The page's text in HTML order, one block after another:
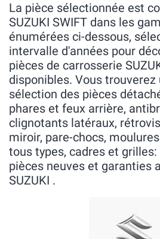
La pièce sélectionnée est
SUZUKI SWIFT dans les
énumérées ci-dessous,
intervalle d'années pour
pièces de carrosserie
disponibles. Vous trouverez
sélection des pièces
phares et feux arrière,
clignotants latéraux,
miroir, pare-chocs,
tous types, cadres et
pièces neuves et garanties
SUZUKI .